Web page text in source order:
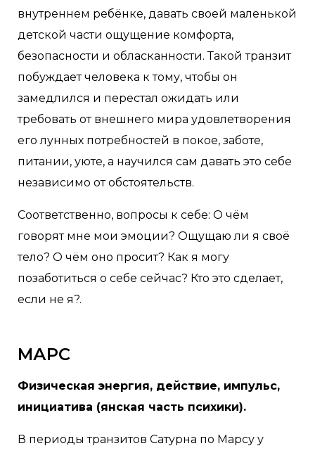
внутреннем ребёнке, давать своей маленькой
детской части ощущение комфорта,
безопасности и обласканности. Такой транзит
побуждает человека к тому, чтобы он
замедлился и перестал ожидать или
требовать от внешнего мира удовлетворения
его лунных потребностей в покое, заботе,
питании, уюте, а научился сам давать это себе
независимо от обстоятельств.
Соответственно, вопросы к себе: О чём
говорят мне мои эмоции? Ощущаю ли я своё
тело? О чём оно просит? Как я могу
позаботиться о себе сейчас? Кто это сделает,
если не я?.
МАРС
Физическая энергия, действие, импульс,
инициатива (янская часть психики).
В периоды транзитов Сатурна по Марсу у